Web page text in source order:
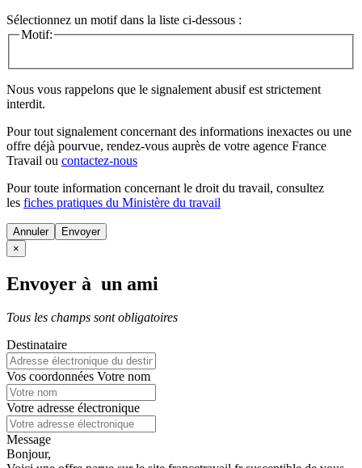
Sélectionnez un motif dans la liste ci-dessous :
Motif:
Nous vous rappelons que le signalement abusif est strictement
interdit.
Pour tout signalement concernant des informations inexactes ou une
offre déjà pourvue, rendez-vous auprès de votre agence France
Travail ou contactez-nous
Pour toute information concernant le droit du travail, consultez
les fiches pratiques du Ministère du travail
Annuler
×
Envoyer à un ami
Tous les champs sont obligatoires
Destinataire
Vos coordonnées Votre nom
Votre adresse électronique
Message
Bonjour,